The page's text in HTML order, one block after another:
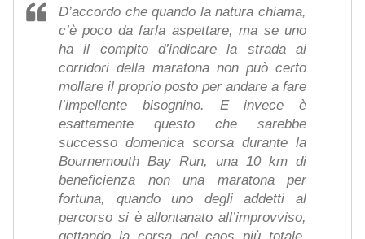
D’accordo che quando la natura chiama,
c’è poco da farla aspettare, ma se uno
ha il compito d’indicare la strada ai
corridori della maratona non può certo
mollare il proprio posto per andare a fare
l’impellente bisognino. E invece è
esattamente questo che sarebbe
successo domenica scorsa durante la
Bournemouth Bay Run, una 10 km di
beneficienza non una maratona per
fortuna, quando uno degli addetti al
percorso si è allontanato all’improvviso,